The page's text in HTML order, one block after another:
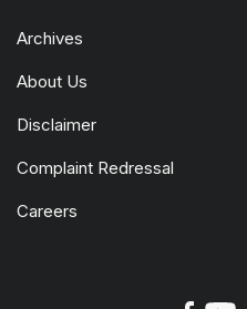
Archives
About Us
Disclaimer
Complaint Redressal
Careers